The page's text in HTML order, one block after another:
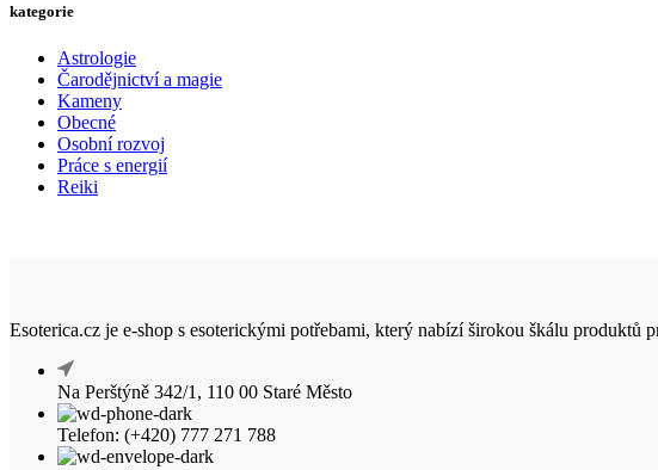
kategorie
Astrologie
Čarodějnictví a magie
Kameny
Obecné
Osobní rozvoj
Práce s energií
Reiki
Esoterica.cz je e-shop s esoterickými potřebami, který nabízí širokou škálu
Na Perštýně 342/1, 110 00 Staré Město
Telefon: (+420) 777 271 788